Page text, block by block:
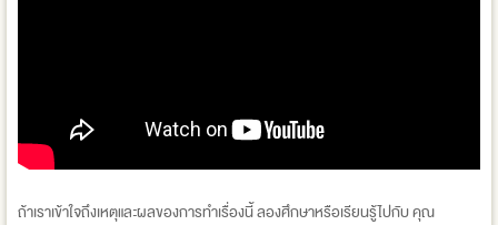
ถ้าเราเข้าใจถึงเหตุและผลของการทำเรื่องนี้ ลองศึกษาหรือเรียนรู้ไปกับ คุณ